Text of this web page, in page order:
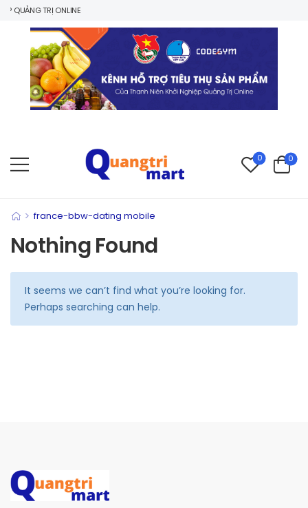
QUẢNG TRỊ ONLINE
0 0
> france-bbw-dating mobile
Nothing Found
It seems we can’t find what you’re looking for.
Perhaps searching can help.